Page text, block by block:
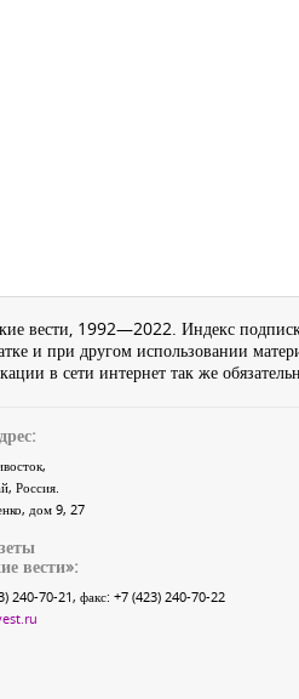
вести, 1992—2022. Индекс
и при другом использовании
в сети интернет так же
,
, Россия.
, дом 9, 27
вести»:
240-70-21, факс: +7 (423) 240-70-22